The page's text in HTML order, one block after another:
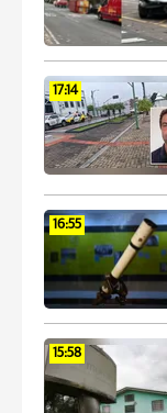
17:14
16:55
15:58